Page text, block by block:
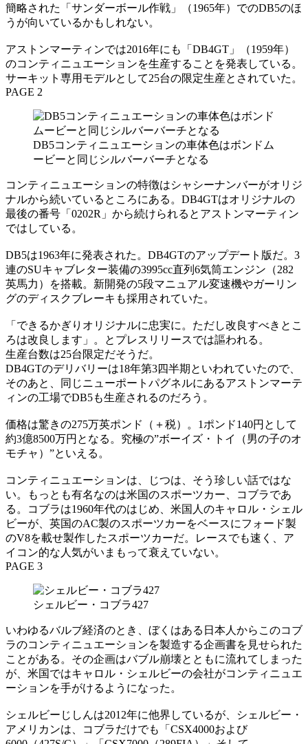
簡略された「サンダーボール作戦」（1965年）でのDB5のほ
うが向いているかもしれない。
アストンマーティンでは2016年にも「DB4GT」（1959年）
のコンティニュエーションを生産することを発表している。
サーキット専用モデルとして25台の限定生産とされていた。
PAGE 2
DB5コンティニュエーションの車体色はボンドム
ービーと同じシルバーバーチとなる
コンティニュエーションの特徴はシャシーナンバーがオリジ
ナルから続いているところにある。DB4GTはオリジナルの
最後の番号「0202R」から続けられるとアストンマーティン
ではしている。
DB5は1963年に発表された。DB4GTのアップデート版だ。3
連のSUキャブレター装備の3995cc直列6気筒エンジン（282
英馬力）を搭載。新開発の5段マニュアル変速機やガーリン
グのディスクブレーキも採用されていた。
「できるかぎりオリジナルに忠実に。ただし改良すべきとこ
ろは改良します」。とプレスリリースでは謳われる。
生産台数は25台限定だそうだ。
DB4GTのデリバリーは18年第3四半期といわれていたので、
そのあと、同じニューポートパグネルにあるアストンマーテ
ィンの工場でDB5も生産されるのだろう。
価格は驚きの275万英ポンド（＋税）。1ポンド140円として
約3億8500万円となる。究極の”ボーイズ・トイ（男の子のオ
モチャ）”といえる。
コンティニュエーションは、じつは、そう珍しい話ではな
い。もっとも有名なのは米国のスポーツカー、コブラであ
る。コブラは1960年代のはじめ、米国人のキャロル・シェル
ビーが、英国のAC製のスポーツカーをベースにフォード製
のV8を載せ製作したスポーツカーだ。レースでも速く、ア
イコン的な人気がいまもって衰えていない。
PAGE 3
シェルビー・コブラ427
いわゆるバルブ経済のとき、ぼくはある日本人からこのコブ
ラのコンティニュエーションを製造する企画書を見せられた
ことがある。その企画はバブル崩壊とともに流れてしまった
が、米国ではキャロル・シェルビーの会社がコンティニュエ
ーションを手がけるようになった。
シェルビーじしんは2012年に他界しているが、シェルビー・
アメリカンは、コブラだけでも「CSX4000および